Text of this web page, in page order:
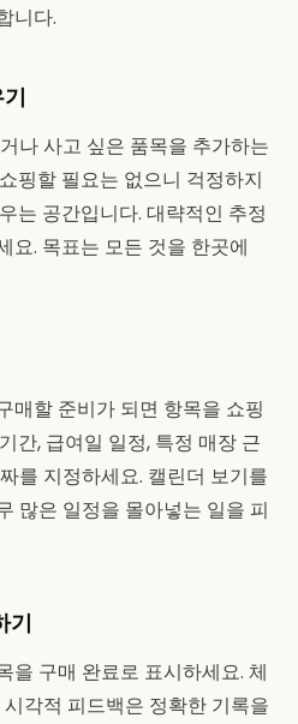
니다.
나 사고 싶은 품목을 추가하는
핑할 필요는 없으니 걱정하지
는 공간입니다. 대략적인 추정
요. 목표는 모든 것을 한곳에
매할 준비가 되면 항목을 쇼핑
간, 급여일 일정, 특정 매장 근
를 지정하세요. 캘린더 보기를
많은 일정을 몰아넣는 일을 피
기
을 구매 완료로 표시하세요. 체
각적 피드백은 정확한 기록을